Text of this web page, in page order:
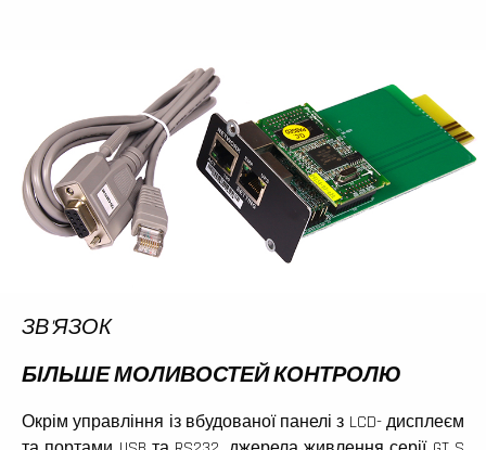
ЗВ'ЯЗОК
БІЛЬШЕ МОЛИВОСТЕЙ КОНТРОЛЮ
Окрім управління із вбудованої панелі з LCD- дисплеєм